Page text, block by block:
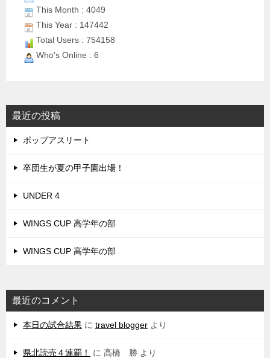
This Month : 4049
This Year : 147442
Total Users : 754158
Who's Online : 6
最近の投稿
ポップアスリート
卒団生が夏の甲子園出場！
UNDER 4
WINGS CUP 高学年の部
WINGS CUP 高学年の部
最近のコメント
本日の試合結果 に travel blogger より
県北読売４連覇！ に 高橋 勝 より